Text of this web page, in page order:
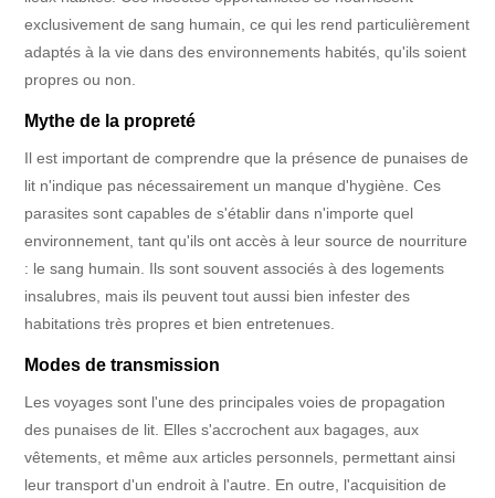
exclusivement de sang humain, ce qui les rend particulièrement
adaptés à la vie dans des environnements habités, qu'ils soient
propres ou non.
Mythe de la propreté
Il est important de comprendre que la présence de punaises de
lit n'indique pas nécessairement un manque d'hygiène. Ces
parasites sont capables de s'établir dans n'importe quel
environnement, tant qu'ils ont accès à leur source de nourriture
: le sang humain. Ils sont souvent associés à des logements
insalubres, mais ils peuvent tout aussi bien infester des
habitations très propres et bien entretenues.
Modes de transmission
Les voyages sont l'une des principales voies de propagation
des punaises de lit. Elles s'accrochent aux bagages, aux
vêtements, et même aux articles personnels, permettant ainsi
leur transport d'un endroit à l'autre. En outre, l'acquisition de